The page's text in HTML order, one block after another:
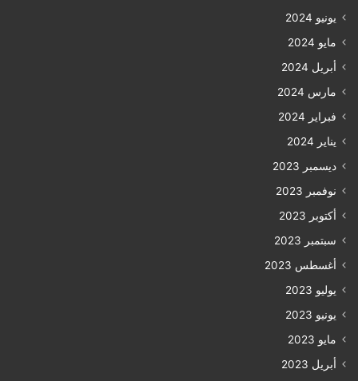
يونيو 2024
مايو 2024
أبريل 2024
مارس 2024
فبراير 2024
يناير 2024
ديسمبر 2023
نوفمبر 2023
أكتوبر 2023
سبتمبر 2023
أغسطس 2023
يوليو 2023
يونيو 2023
مايو 2023
أبريل 2023